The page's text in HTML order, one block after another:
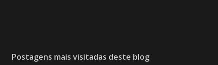
Postagens mais visitadas deste blog